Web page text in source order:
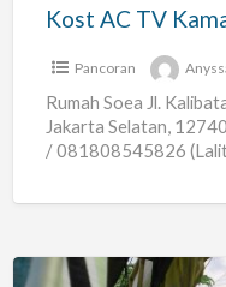
Pancoran
Rumah Soea Jl.
Jakarta Selatan,
/ 081808545826